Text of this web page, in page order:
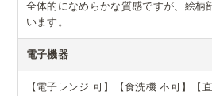
全体的になめらかな質感ですが、絵柄
います。
電子機器
【電子レンジ 可】【食洗機 不可】【